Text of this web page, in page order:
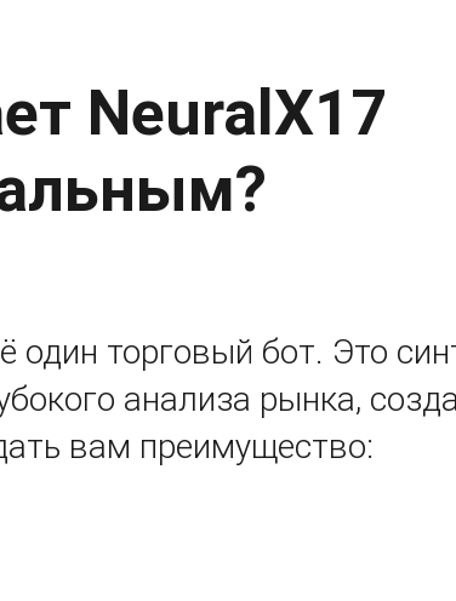
NeuralX17
один торговый бот. Это
анализа рынка,
вам преимущество: